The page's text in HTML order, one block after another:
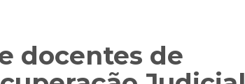
docentes de